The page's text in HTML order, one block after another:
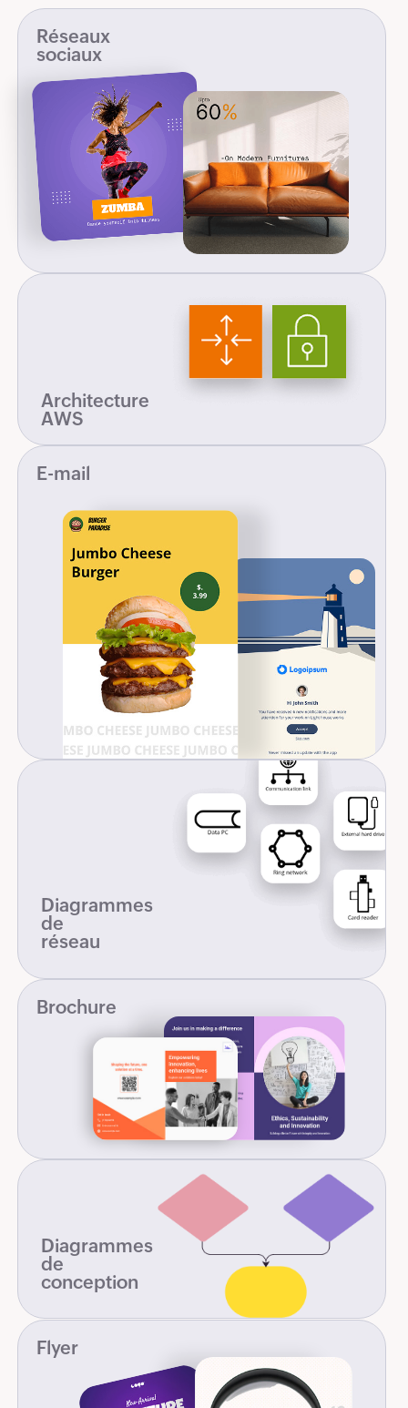
Réseaux
sociaux
Architecture
AWS
E-mail
Diagrammes
de
réseau
Brochure
Diagrammes
de
conception
Flyer